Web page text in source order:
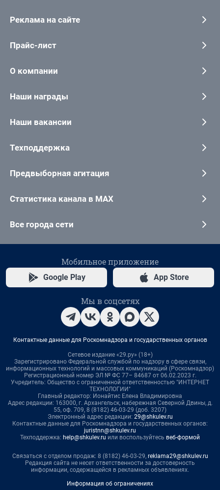
Реклама на сайте
Прайс-лист
О компании
Наши награды
Наши вакансии
Техподдержка
Предвыборная агитация
Статистика канала в MAX
Все города сети
Мобильное приложение
Google Play App Store
Мы в соцсетях
Контактные данные для Роскомнадзора и государственных органов
Сетевое издание «29.ру» (18+)
Зарегистрировано Федеральной службой по надзору в сфере связи,
информационных технологий и массовых коммуникаций (Роскомнадзор)
Регистрационный номер ЭЛ № ФС 77– 84687 от 06.02.2023 г.
Учредитель: Общество с ограниченной ответственностью "ИНТЕРНЕТ
ТЕХНОЛОГИИ"
Главный редактор: Ионайтис Елена Владимировна
Адрес редакции: 163000, г. Архангельск, набережная Северной Двины, д.
55, оф. 709, 8 (8182) 46-03-29 (доб. 3207)
Электронный адрес редакции: 29@shkulev.ru
Контактные данные для Роскомнадзора и государственных органов:
juristnn@shkulev.ru
Техподдержка: help@shkulev.ru или воспользуйтесь веб-формой
Связаться с отделом продаж: 8 (8182) 46-03-29, reklama29@shkulev.ru
Редакция сайта не несет ответственности за достоверность
информации, содержащейся в рекламных объявлениях.
Информация об ограничениях